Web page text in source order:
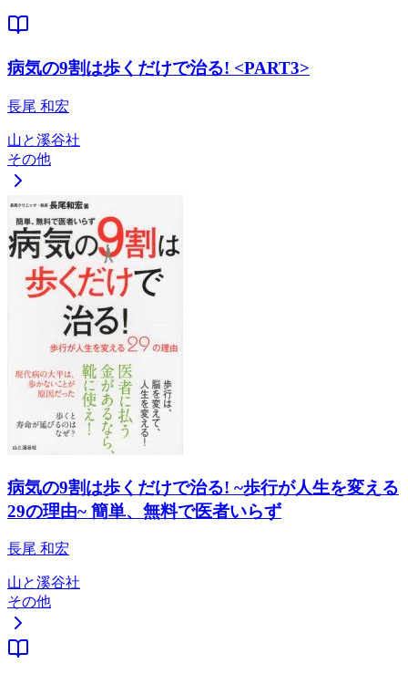
病気の9割は歩くだけで治る! <PART3>
長尾 和宏
山と溪谷社
その他
病気の9割は歩くだけで治る! ~歩行が人生を変える
29の理由~ 簡単、無料で医者いらず
長尾 和宏
山と溪谷社
その他